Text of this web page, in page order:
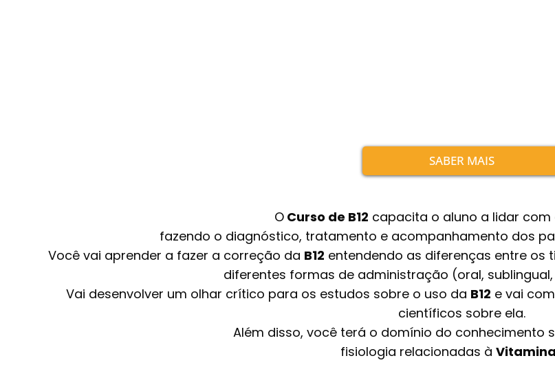
SABER MAIS
OCurso de B12 capacita o aluno a lidar com
fazendo o diagnóstico, tratamento e acompanhamento dos
Você vai aprender a fazer a correção da B12 entendendo as diferenças entre os
diferentes formas de administração (oral,
Vai desenvolver um olhar crítico para os estudos sobre o uso da B12 e vai
científicos sobre ela.
Além disso, você terá o domínio do conhecimento
fisiologia relacionadas àVitamina